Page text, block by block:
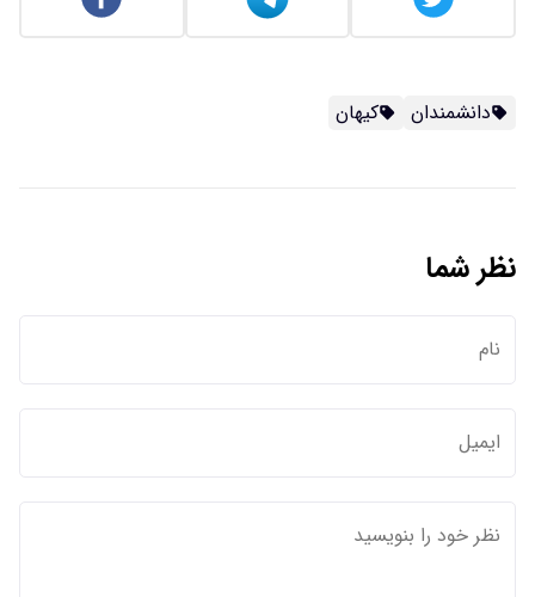
دانشمندان کیهان
نظر شما